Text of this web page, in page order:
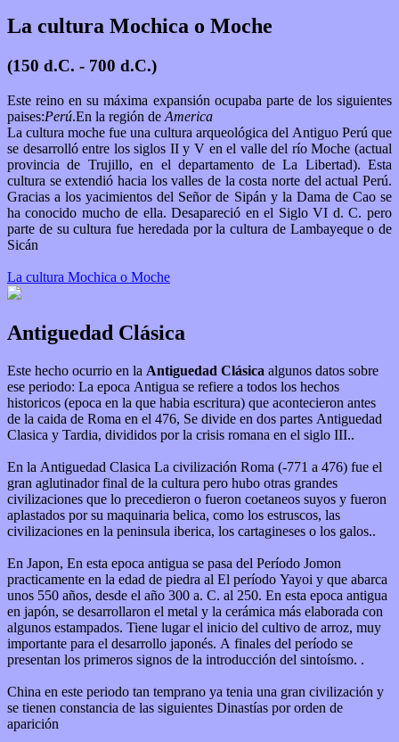
La cultura Mochica o Moche
(150 d.C. - 700 d.C.)
Este reino en su máxima expansión ocupaba parte de los siguientes
paises:Perú.En la región de America
La cultura moche fue una cultura arqueológica del Antiguo Perú que
se desarrolló entre los siglos II y V en el valle del río Moche (actual
provincia de Trujillo, en el departamento de La Libertad). Esta
cultura se extendió hacia los valles de la costa norte del actual Perú.
Gracias a los yacimientos del Señor de Sipán y la Dama de Cao se
ha conocido mucho de ella. Desapareció en el Siglo VI d. C. pero
parte de su cultura fue heredada por la cultura de Lambayeque o de
Sicán
La cultura Mochica o Moche
Antiguedad Clásica
Este hecho ocurrio en la Antiguedad Clásica algunos datos sobre
ese periodo: La epoca Antigua se refiere a todos los hechos
historicos (epoca en la que habia escritura) que acontecieron antes
de la caida de Roma en el 476, Se divide en dos partes Antiguedad
Clasica y Tardia, divididos por la crisis romana en el siglo III..
En la Antiguedad Clasica La civilización Roma (-771 a 476) fue el
gran aglutinador final de la cultura pero hubo otras grandes
civilizaciones que lo precedieron o fueron coetaneos suyos y fueron
aplastados por su maquinaria belica, como los estruscos, las
civilizaciones en la peninsula iberica, los cartagineses o los galos..
En Japon, En esta epoca antigua se pasa del Período Jomon
practicamente en la edad de piedra al El período Yayoi y que abarca
unos 550 años, desde el año 300 a. C. al 250. En esta epoca antigua
en japón, se desarrollaron el metal y la cerámica más elaborada con
algunos estampados. Tiene lugar el inicio del cultivo de arroz, muy
importante para el desarrollo japonés. A finales del período se
presentan los primeros signos de la introducción del sintoísmo. .
China en este periodo tan temprano ya tenia una gran civilización y
se tienen constancia de las siguientes Dinastías por orden de
aparición